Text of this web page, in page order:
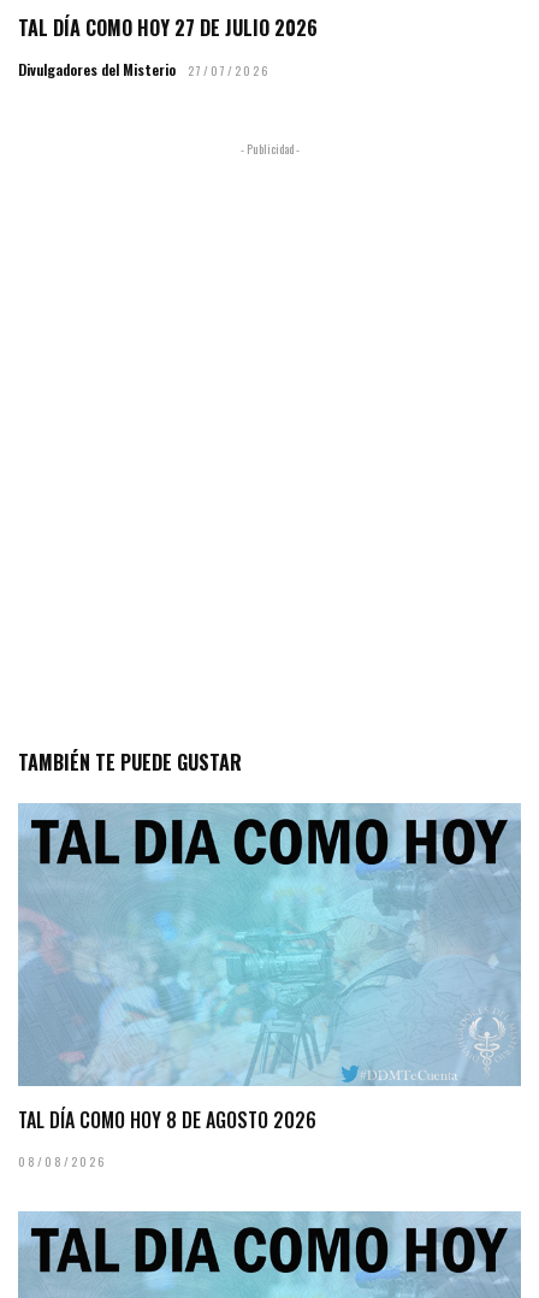
TAL DÍA COMO HOY 27 DE JULIO 2026
Divulgadores del Misterio 27/07/2026
- Publicidad -
TAMBIÉN TE PUEDE GUSTAR
TAL DÍA COMO HOY 8 DE AGOSTO 2026
08/08/2026